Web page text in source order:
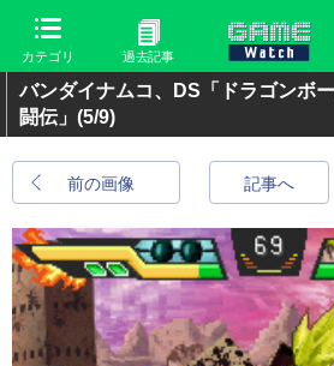
カテゴリ 過去記事
バンダイナムコ、DS「ドラゴンボ
闘伝」 (5/9)
前の画像 記事へ